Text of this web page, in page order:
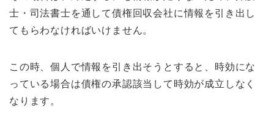
士・司法書士を通して債権回収会社に情報を引き出し
てもらわなければいけません。
この時、個人で情報を引き出そうとすると、時効にな
っている場合は債権の承認該当して時効が成立しなく
なります。